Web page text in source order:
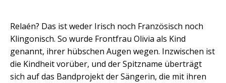
Relaén? Das ist weder Irisch noch Französisch noch
Klingonisch. So wurde Frontfrau Olivia als Kind
genannt, ihrer hübschen Augen wegen. Inzwischen ist
die Kindheit vorüber, und der Spitzname überträgt
sich auf das Bandprojekt der Sängerin, die mit ihren